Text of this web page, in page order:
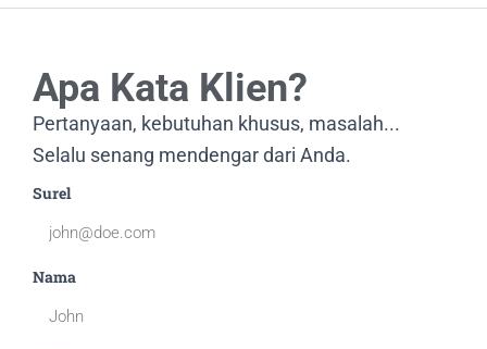
Apa Kata Klien?
Pertanyaan, kebutuhan khusus, masalah...
Selalu senang mendengar dari Anda.
Surel
Nama